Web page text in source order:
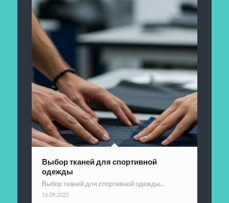
Выбор тканей для спортивной
одежды
Выбор тканей для спортивной одежды…
16.09.2025